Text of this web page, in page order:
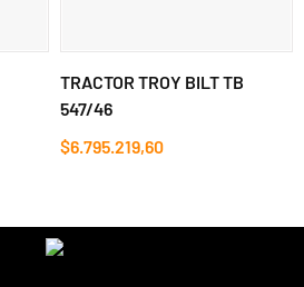
TRACTOR TROY BILT TB
547/46
$6.795.219,60